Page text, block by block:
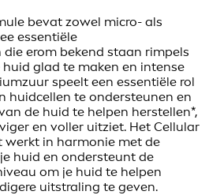
bevat zowel micro- als
essentiële
erom bekend staan rimpels
glad te maken en intense
speelt een essentiële rol
huidcellen te ondersteunen en
de huid te helpen herstellen*,
en voller uitziet. Het Cellular
werkt in harmonie met de
huid en ondersteunt de
om je huid te helpen
uitstraling te geven.